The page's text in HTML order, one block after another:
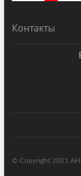
Контакты
© Copyright 2021